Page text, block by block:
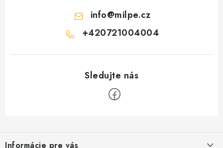
info@milpe.cz
+420721004004
Informácie pre vás